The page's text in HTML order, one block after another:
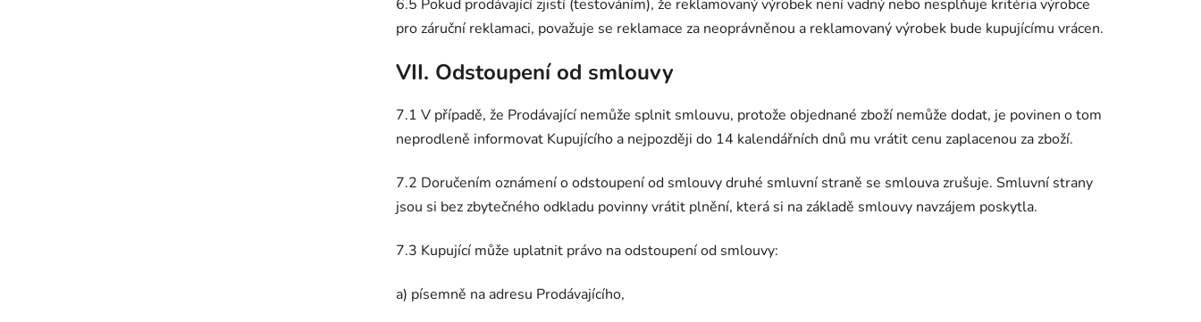
6.5 Pokud prodávající zjistí (testováním), že reklamovaný výrobek není vadný nebo nesplňuje kritéria výrobce
pro záruční reklamaci, považuje se reklamace za neoprávněnou a reklamovaný výrobek bude kupujícímu vrácen.
VII. Odstoupení od smlouvy
7.1 V případě, že Prodávající nemůže splnit smlouvu, protože objednané zboží nemůže dodat, je povinen o tom
neprodleně informovat Kupujícího a nejpozději do 14 kalendářních dnů mu vrátit cenu zaplacenou za zboží.
7.2 Doručením oznámení o odstoupení od smlouvy druhé smluvní straně se smlouva zrušuje. Smluvní strany
jsou si bez zbytečného odkladu povinny vrátit plnění, která si na základě smlouvy navzájem poskytla.
7.3 Kupující může uplatnit právo na odstoupení od smlouvy:
a) písemně na adresu Prodávajícího,